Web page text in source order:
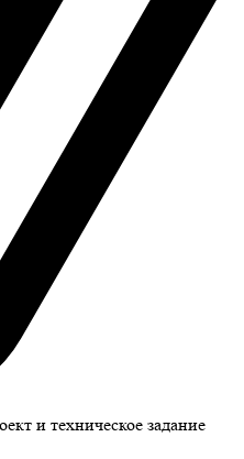
и техническое задание